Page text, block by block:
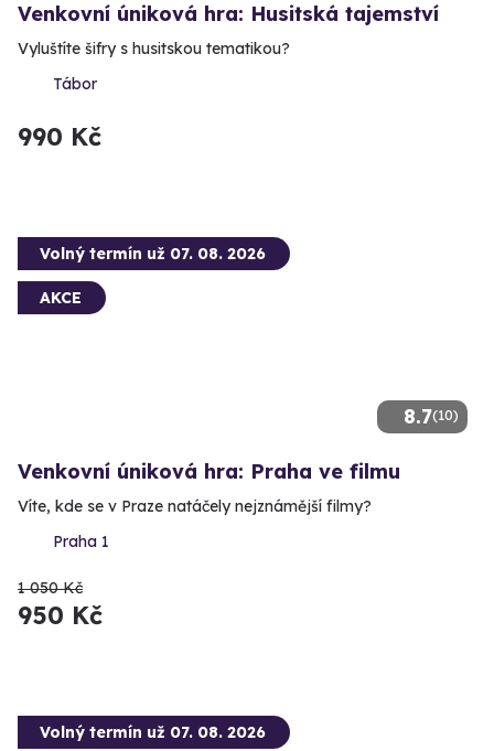
Venkovní úniková hra: Husitská tajemství
Vyluštíte šifry s husitskou tematikou?
Tábor
990 Kč
8.7(10)
Volný termín už 07. 08. 2026
AKCE
Venkovní úniková hra: Praha ve filmu
Víte, kde se v Praze natáčely nejznámější filmy?
Praha 1
1 050 Kč
950 Kč
Volný termín už 07. 08. 2026